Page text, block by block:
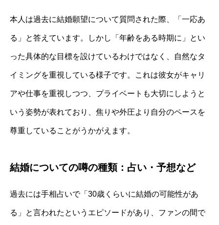
本人は過去に結婚願望について質問された際、「一応あ
る」と答えています。しかし「年齢をある時期に」とい
った具体的な目標を設けているわけではなく、自然なタ
イミングを重視している様子です。これは彼女がキャリ
アや仕事を重視しつつ、プライベートも大切にしようと
いう姿勢が表れており、焦りや外圧より自分のペースを
尊重していることがうかがえます。
結婚についての噂の種類：占い・予想など
過去には手相占いで「30歳くらいに結婚の可能性があ
る」と言われたというエピソードがあり、ファンの間で